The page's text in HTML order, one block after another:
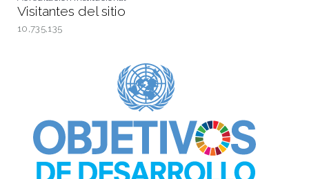
Visitantes del sitio
10,735,135